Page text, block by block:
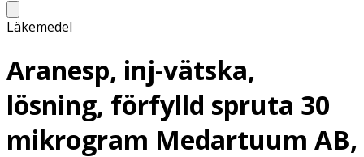
Läkemedel
Aranesp, inj-vätska,
lösning, förfylld spruta 30
mikrogram Medartuum AB,